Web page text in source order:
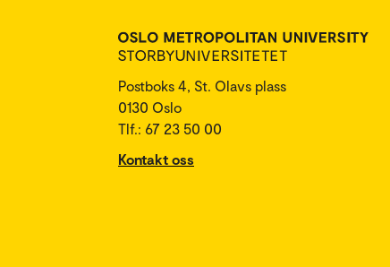
Postboks 4, St. Olavs plass
0130 Oslo
Tlf.: 67 23 50 00
Kontakt oss